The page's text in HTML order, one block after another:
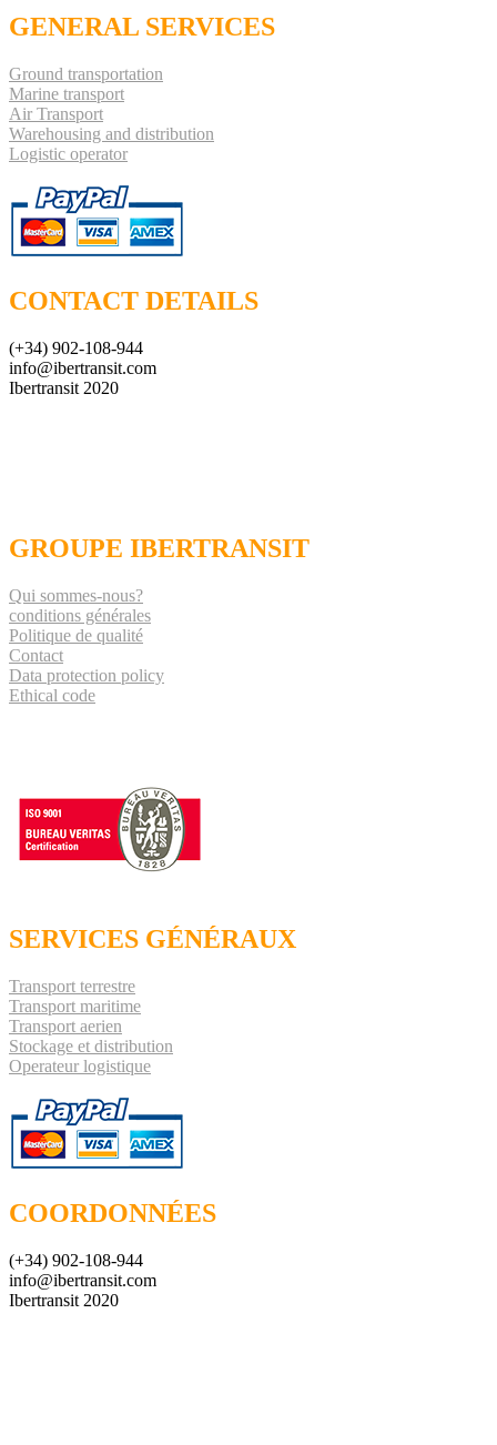
GENERAL SERVICES
Ground transportation
Marine transport
Air Transport
Warehousing and distribution
Logistic operator
CONTACT DETAILS
(+34) 902-108-944
info@ibertransit.com
Ibertransit 2020
GROUPE IBERTRANSIT
Qui sommes-nous?
conditions générales
Politique de qualité
Contact
Data protection policy
Ethical code
SERVICES GÉNÉRAUX
Transport terrestre
Transport maritime
Transport aerien
Stockage et distribution
Operateur logistique
COORDONNÉES
(+34) 902-108-944
info@ibertransit.com
Ibertransit 2020